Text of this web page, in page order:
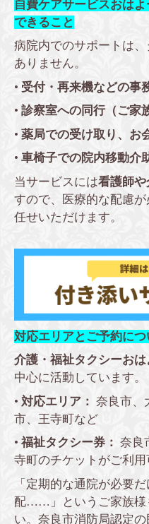
自費ケアサービスおは
できること
病院内でのサポートは
ありません。
• 受付・再来機などの事
• 診察室への同行（ご家
• 薬局での受け取り、お
• 車椅子での院内移動介
当サービスには看護師
すので、医療的な配慮
任せいただけます。
対応エリアとご予約につ
介護・福祉タクシーお
中心に活動しています。
• 対応エリア： 奈良市、
市、王寺町など
•福祉タクシー券： 奈良
寺町のチケットがご利用
「定期的な通院が必要
配……」というご家族様
い。奈良市消防局認定